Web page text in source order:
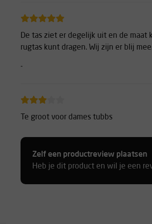
De tas ziet er degelijk uit en de
rugtas kunt dragen. Wij zijn er blij
-
Te groot voor dames tubbs
Zelf een productreview plaatsen
Heb je dit product en wil je een